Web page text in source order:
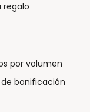
regalo
por volumen
bonificación